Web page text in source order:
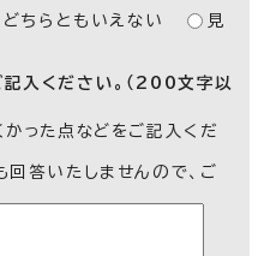
どちらともいえない
見
記入ください。（200文字以
かった点などをご記入くだ
回答いたしませんので、ご